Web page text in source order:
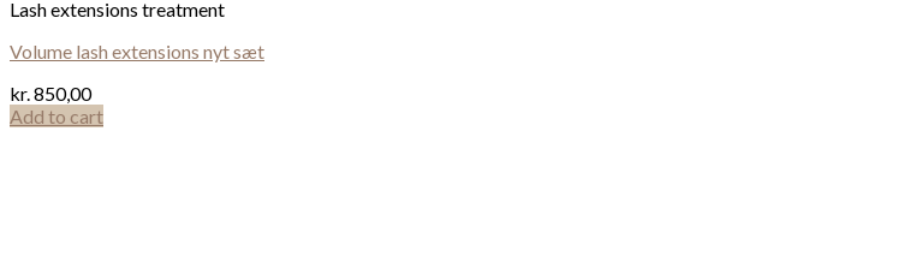
Lash extensions treatment
Volume lash extensions nyt sæt
kr.850,00
Add to cart